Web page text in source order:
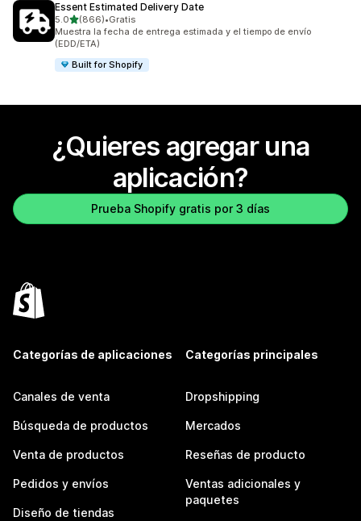
Essent Estimated Delivery Date
5.0de 5 estrellas
(866)
866 reseñas en total
•Gratis
Muestra la fecha de entrega estimada y el tiempo de envío
(EDD/ETA)
Built for Shopify
¿Quieres agregar una
aplicación?
Prueba Shopify gratis por 3 días
Categorías de aplicaciones
Canales de venta
Búsqueda de productos
Venta de productos
Pedidos y envíos
Diseño de tiendas
Categorías principales
Dropshipping
Mercados
Reseñas de producto
Ventas adicionales y
paquetes